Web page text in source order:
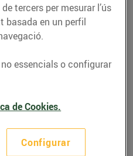
exquisits i
han adquirit
aromes i...
tercers per mesurar l’ús
basada en un perfil
essencials o configurar
de Cookies.
Configurar